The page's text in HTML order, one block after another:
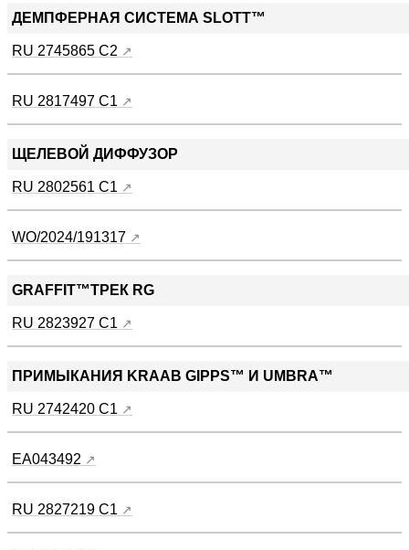
ДЕМПФЕРНАЯ СИСТЕМА SLOTT™
RU 2745865 C2
RU 2817497 C1
ЩЕЛЕВОЙ ДИФФУЗОР
RU 2802561 C1
WO/2024/191317
GRAFFIT™ТРЕК RG
RU 2823927 C1
ПРИМЫКАНИЯ KRAAB GIPPS™ И UMBRA™
RU 2742420 C1
ЕА043492
RU 2827219 C1